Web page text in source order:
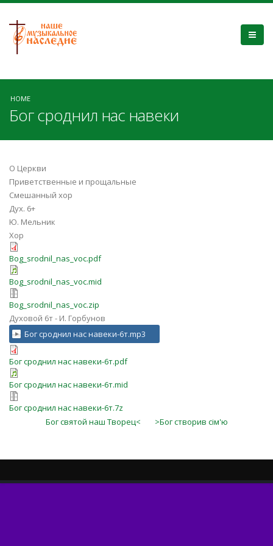
HOME
Бог сроднил нас навеки
О Церкви
Приветственные и прощальные
Смешанный хор
Дух. 6+
Ю. Мельник
Хор
Bog_srodnil_nas_voc.pdf
Bog_srodnil_nas_voc.mid
Bog_srodnil_nas_voc.zip
Духовой 6т - И. Горбунов
Бог сроднил нас навеки-6т.mp3
Бог сроднил нас навеки-6т.pdf
Бог сроднил нас навеки-6т.mid
Бог сроднил нас навеки-6т.7z
Бог святой наш Творец<
>Бог створив сім'ю